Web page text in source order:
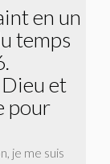
en un
temps
et
pour
je me suis